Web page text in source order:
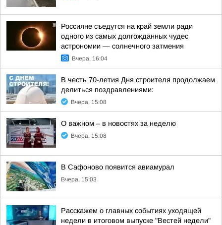
Россияне съедутся на край земли ради
одного из самых долгожданных чудес
астрономии — солнечного затмения
Вчера, 16:04
В честь 70-летия Дня строителя продолжаем
делиться поздравлениями:
Вчера, 15:08
О важном – в новостях за неделю
Вчера, 15:08
В Сафоново появится авиамурал
Вчера, 15:03
Расскажем о главных событиях уходящей
недели в итоговом выпуске "Вестей недели"